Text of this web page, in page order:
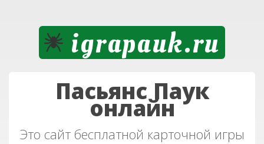
igrapauk.ru
Пасьянс Паук
онлайн
Это сайт бесплатной карточной игры